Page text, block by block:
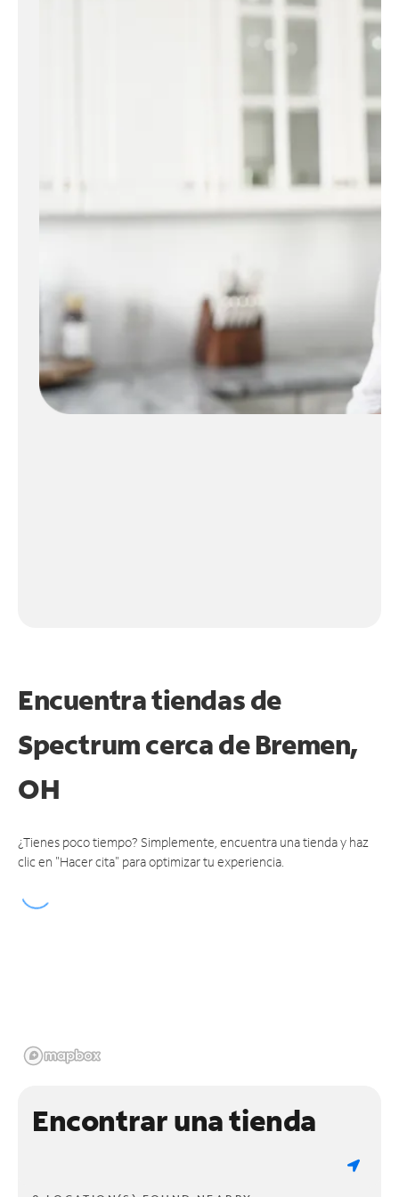
Encuentra tiendas de
Spectrum cerca deBremen,
OH
¿Tienes poco tiempo? Simplemente, encuentra una tienda y haz
clic en "Hacer cita" para optimizar tu experiencia.
Encontrar una tienda